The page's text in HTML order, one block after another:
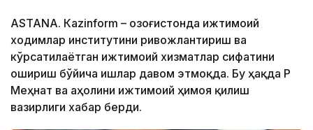
ASTANА. Кazinform – Қозоғистонда ижтимоий
ходимлар институтини ривожлантириш ва
кўрсатилаётган ижтимоий хизматлар сифатини
ошириш бўйича ишлар давом этмоқда. Бу ҳақда ҚР
Меҳнат ва аҳолини ижтимоий ҳимоя қилиш
вазирлиги хабар берди.